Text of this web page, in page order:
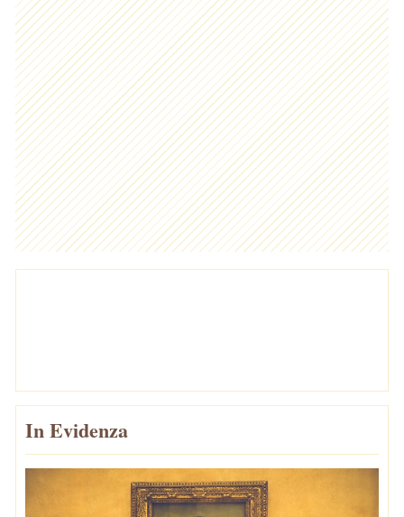
In Evidenza